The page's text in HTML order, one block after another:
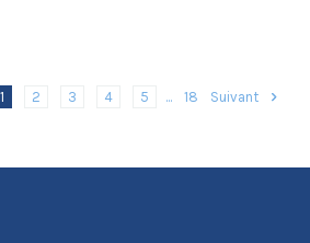
1 2 3 4 5 ... 18 Suivant